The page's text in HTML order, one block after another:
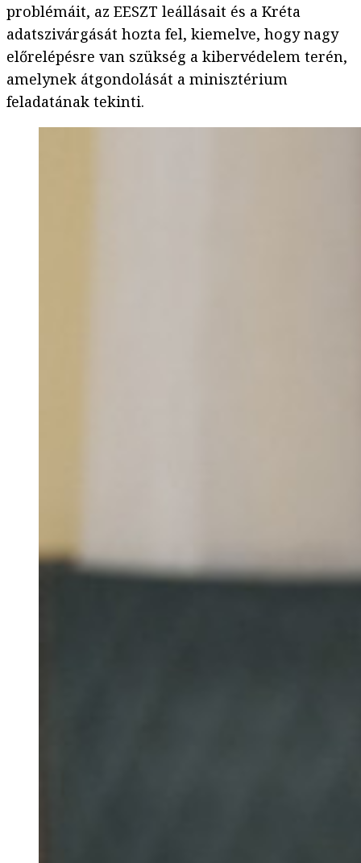
problémáit, az EESZT leállásait és a Kréta
adatszivárgását hozta fel, kiemelve, hogy nagy
előrelépésre van szükség a kibervédelem terén,
amelynek átgondolását a minisztérium
feladatának tekinti.